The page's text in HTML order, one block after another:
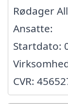
Rødager
Ansatte:
Startdato:
CVR: